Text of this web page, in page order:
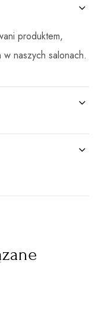
produktem,
naszych salonach.